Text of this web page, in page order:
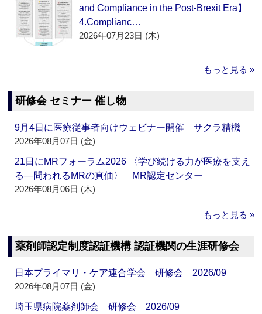
and Compliance in the Post-Brexit Era】
4.Complianc…
2026年07月23日 (木)
もっと見る »
研修会 セミナー 催し物
9月4日に医療従事者向けウェビナー開催 サクラ精機
2026年08月07日 (金)
21日にMRフォーラム2026 〈学び続ける力が医療を支え
る―問われるMRの真価〉 MR認定センター
2026年08月06日 (木)
もっと見る »
薬剤師認定制度認証機構 認証機関の生涯研修会
日本プライマリ・ケア連合学会 研修会 2026/09
2026年08月07日 (金)
埼玉県病院薬剤師会 研修会 2026/09